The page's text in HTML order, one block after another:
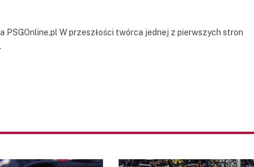
PSGOnline.pl W przeszłości twórca jednej z pierwszych stron